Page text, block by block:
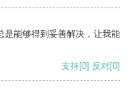
是能够得到妥善解决，让我能
支持[0] 反对[0]